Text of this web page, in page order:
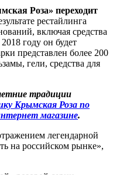
Роза» переходит
рестайлинга
включая средства
году он будет
представлен более 200
гели, средства для
традиции
Крымская Роза по
магазине.
легендарной
на российском рынке»,